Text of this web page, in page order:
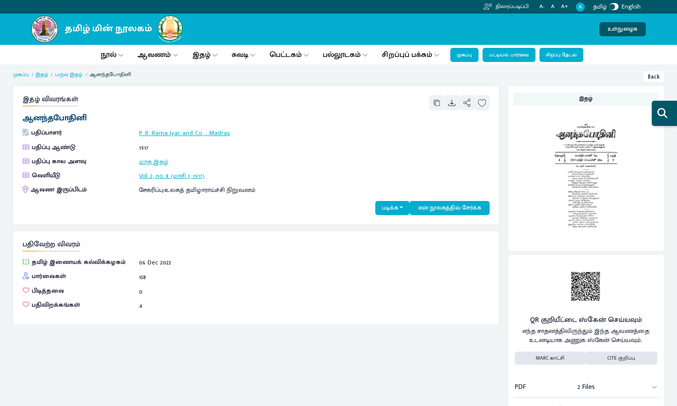
திரைப்படிப்பி A- A A+ A தமிழ் English
உள்நுழைக
நூல் ஆவணம் இதழ் சுவடி பெட்டகம் பல்லூடகம் சிறப்புப் பக்கம் முகப்பு பட்டியல் பார்வை சிறப்பு தேடல்
முகப்பு இதழ் பருவ இதழ் ஆனந்தபோதினி Back
இதழ் விவரங்கள்
ஆனந்தபோதினி
பதிப்பாளர் P. R. Rama Iyar and Co.,:Madras
பதிப்பு ஆண்டு
1917
பதிப்பு கால அளவு
மாத இதழ்
வெளியீடு
Vol. 2, no. 8 (மாசி 1, 1917)
ஆவண இருப்பிடம்
சேகரிப்பு-உலகத் தமிழாராய்ச்சி நிறுவனம்
படிக்க என் நூலகத்தில் சேர்க்க
பதிவேற்ற விவரம்
தமிழ் இணையக் கல்விக்கழகம்
06 Dec 2022
பார்வைகள்
158
பிடித்தவை
0
பதிவிறக்கங்கள்
4
இதழ்
QR குறியீட்டை ஸ்கேன் செய்யவும்
எந்த சாதனத்திலிருந்தும் இந்த ஆவணத்தை
உடனடியாக அணுக ஸ்கேன் செய்யவும்..
MARC காட்சி CITE குறிப்பு
PDF 2 Files